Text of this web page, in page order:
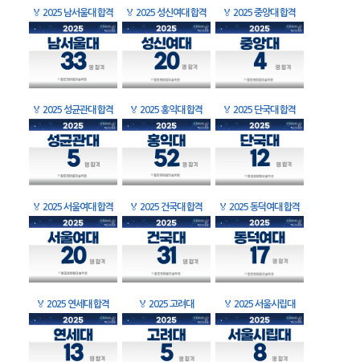
🏅 2025 남서울대 합격 🏅 2025 성신여대 합격 🏅 2025 중앙대 합격
🏅 2025 성균관대 합격 🏅 2025 홍익대 합격 🏅 2025 단국대 합격
🏅 2025 서울여대 합격 🏅 2025 건국대 합격 🏅 2025 동덕여대 합격
🏅 2025 연세대 합격 🏅 2025 고려대 🏅 2025 서울시립대